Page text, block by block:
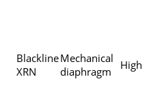
Blackline
XRN
Mechanical
diaphragm
High